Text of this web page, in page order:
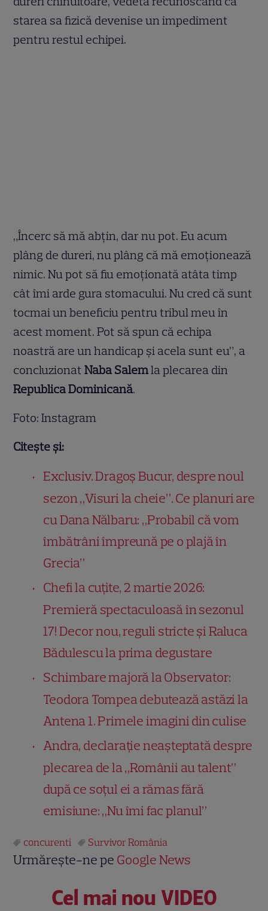
starea sa fizică devenise un impediment
pentru restul echipei.
„Încerc să mă abțin, dar nu pot. Eu acum
plâng de dureri, nu plâng că mă emoționează
nimic. Nu pot să fiu emoționată atâta timp
cât îmi arde gura stomacului. Nu cred că sunt
tocmai un beneficiu pentru tribul meu în
acest moment. Pot să spun că echipa
noastră are un handicap și acela sunt eu”, a
concluzionatNaba Salemla plecarea din
Republica Dominicană.
Foto: Instagram
Citește și:
Exclusiv. Dragoș Bucur, despre noul
sezon „Visuri la cheie”. Ce planuri are
cu Dana Nălbaru: „Probabil că vom
îmbătrâni împreună pe o plajă în
Grecia”
Chefi la cuțite, 2 martie 2026:
Premieră spectaculoasă în sezonul
17! Decor nou, reguli stricte și Raluca
Bădulescu la prima degustare
Schimbare majoră la Observator:
Teodora Tompea debutează astăzi la
Antena 1. Primele imagini din culise
Andra, declarație neașteptată despre
plecarea de la „Românii au talent”
după ce soțul ei a rămas fără
emisiune: „Nu îmi fac planul”
concurenti Survivor România
Urmărește-ne pe Google News
Cel mai nou VIDEO